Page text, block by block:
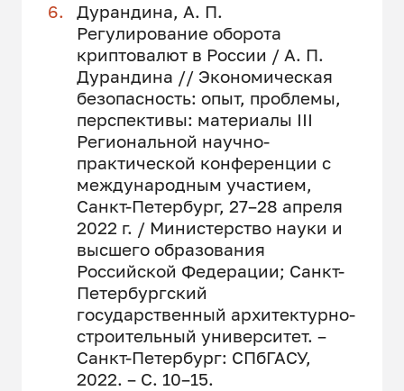
Дурандина, А. П.
Регулирование оборота
криптовалют в России / А. П.
Дурандина // Экономическая
безопасность: опыт, проблемы,
перспективы: материалы III
Региональной научно-
практической конференции с
международным участием,
Санкт-Петербург, 27–28 апреля
2022 г. / Министерство науки и
высшего образования
Российской Федерации; Санкт-
Петербургский
государственный архитектурно-
строительный университет. –
Санкт-Петербург: СПбГАСУ,
2022. – С. 10–15.